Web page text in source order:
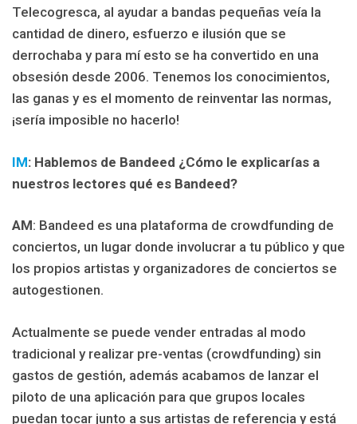
Telecogresca, al ayudar a bandas pequeñas veía la
cantidad de dinero, esfuerzo e ilusión que se
derrochaba y para mí esto se ha convertido en una
obsesión desde 2006. Tenemos los conocimientos,
las ganas y es el momento de reinventar las normas,
¡sería imposible no hacerlo!
IM: Hablemos de Bandeed ¿Cómo le explicarías a
nuestros lectores qué es Bandeed?
AM: Bandeed es una plataforma de crowdfunding de
conciertos, un lugar donde involucrar a tu público y que
los propios artistas y organizadores de conciertos se
autogestionen.
Actualmente se puede vender entradas al modo
tradicional y realizar pre-ventas (crowdfunding) sin
gastos de gestión, además acabamos de lanzar el
piloto de una aplicación para que grupos locales
puedan tocar junto a sus artistas de referencia y está